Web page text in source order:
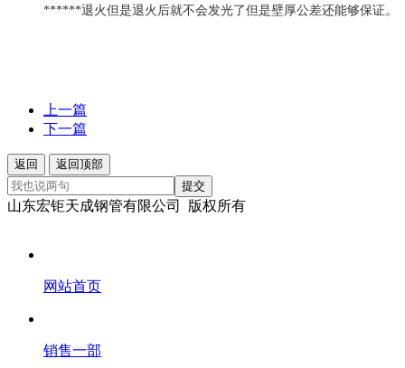
******退火但是退火后就不会发光了但是壁厚公差还能够保证。
上一篇
下一篇
返回
返回顶部
提交
山东宏钜天成钢管有限公司 版权所有
网站首页
销售一部